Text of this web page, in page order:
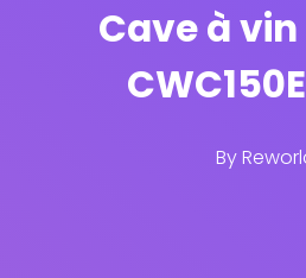
Cave à
By